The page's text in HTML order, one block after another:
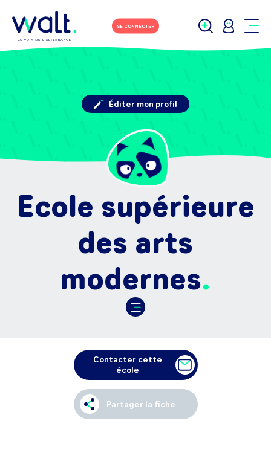
SE CONNECTER
Ecole supérieure
des arts
modernes
Éditer mon profil
Contacter cette
école
Partager la fiche